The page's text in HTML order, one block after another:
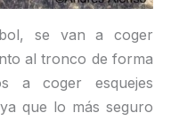
se van a coger
al tronco de forma
a coger esquejes
que lo más seguro